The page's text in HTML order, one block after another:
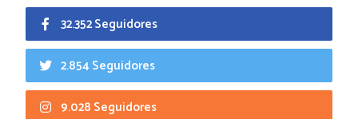
32.352 Seguidores
2.854 Seguidores
9.028 Seguidores